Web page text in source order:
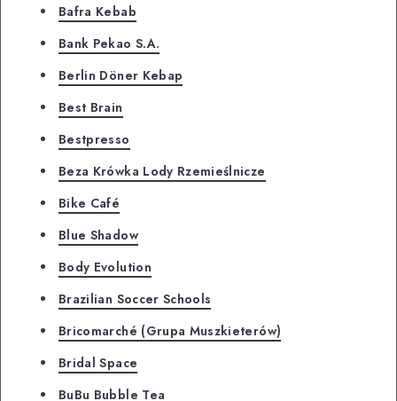
Bafra Kebab
Bank Pekao S.A.
Berlin Döner Kebap
Best Brain
Bestpresso
Beza Krówka Lody Rzemieślnicze
Bike Café
Blue Shadow
Body Evolution
Brazilian Soccer Schools
Bricomarché (Grupa Muszkieterów)
Bridal Space
BuBu Bubble Tea